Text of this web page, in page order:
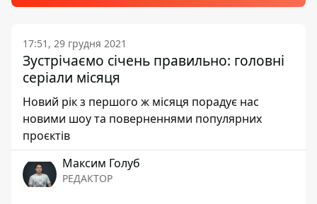
17:51, 29 грудня 2021
Зустрічаємо січень правильно: головні
серіали місяця
Новий рік з першого ж місяця порадує нас
новими шоу та поверненнями популярних
проєктів
Максим Голуб
РЕДАКТОР